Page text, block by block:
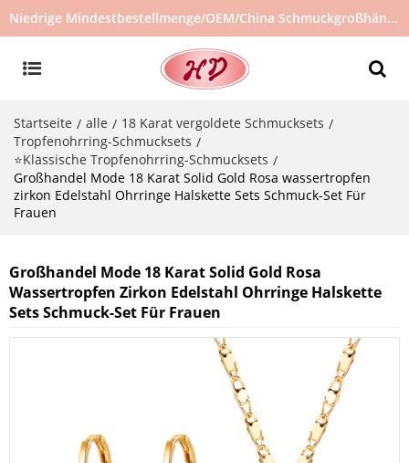
Niedrige Mindestbestellmenge/OEM/China Schmuckgroßhändler/Schmucklieferant/heiß verkaufter Schmuck auf Lager/kein gebrauchter Schmuck
Startseite / alle / 18 Karat vergoldete Schmucksets /
Tropfenohrring-Schmucksets /
⭐Klassische Tropfenohrring-Schmucksets /
Großhandel Mode 18 Karat Solid Gold Rosa wassertropfen
zirkon Edelstahl Ohrringe Halskette Sets Schmuck-Set Für
Frauen
Großhandel Mode 18 Karat Solid Gold Rosa
Wassertropfen Zirkon Edelstahl Ohrringe Halskette
Sets Schmuck-Set Für Frauen